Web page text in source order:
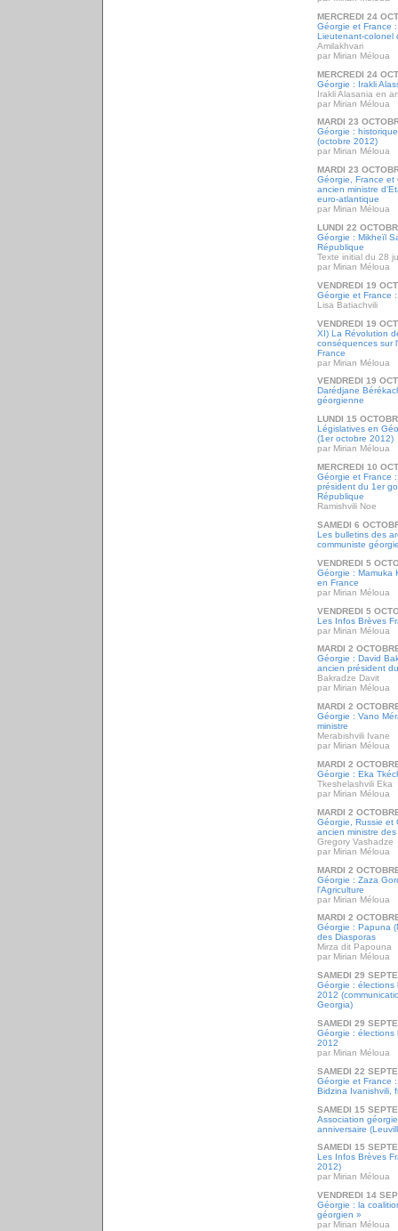
MERCREDI 24
Géorgie et France
Lieutenant-colonel
Amilakhvari
par Mirian Méloua
MERCREDI 24
Géorgie : Irakli
Irakli Alasania en
par Mirian Méloua
MARDI 23
Géorgie :
(octobre 2012)
par Mirian Méloua
MARDI 23
Géorgie, France et
ancien ministre
euro-atlantique
par Mirian Méloua
LUNDI 22
Géorgie : Mikheïl
République
Texte initial du 28
par Mirian Méloua
VENDREDI 19
Géorgie et France
Lisa Batiachvili
VENDREDI 19
XI) La Révolution
conséquences sur
France
par Mirian Méloua
VENDREDI 19
Darédjane
géorgienne
LUNDI 15
Législatives en
(1er octobre 2012)
par Mirian Méloua
MERCREDI 10
Géorgie et France
président du 1er
République
Ramishvili Noe
SAMEDI 6
Les bulletins des
communiste
VENDREDI 5
Géorgie : Mamuka
en France
par Mirian Méloua
VENDREDI 5
Les Infos Brèves
par Mirian Méloua
MARDI 2
Géorgie : David
ancien président
Bakradze Davit
par Mirian Méloua
MARDI 2
Géorgie : Vano
ministre
Merabishvili Ivane
par Mirian Méloua
MARDI 2
Géorgie : Eka
Tkeshelashvili Eka
par Mirian Méloua
MARDI 2
Géorgie, Russie et
ancien ministre
Gregory Vashadze
par Mirian Méloua
MARDI 2
Géorgie : Zaza
l'Agriculture
par Mirian Méloua
MARDI 2
Géorgie : Papuna
des Diasporas
Mirza dit Papouna
par Mirian Méloua
SAMEDI 29
Géorgie : élections
2012
Georgia)
SAMEDI 29
Géorgie : élections
2012
par Mirian Méloua
SAMEDI 22
Géorgie et France
Bidzina Ivanishvili,
SAMEDI 15
Association
anniversaire
SAMEDI 15
Les Infos Brèves
2012)
par Mirian Méloua
VENDREDI 14
Géorgie : la
géorgien »
par Mirian Méloua